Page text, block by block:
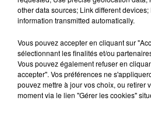
other data sources; Link different
information transmitted automatically.
Vous pouvez accepter en cliquant sur
sélectionnant les finalités et/ou
Vous pouvez également refuser en
accepter". Vos préférences ne
pouvez mettre à jour vos choix, ou retirer
moment via le lien "Gérer les cookies"